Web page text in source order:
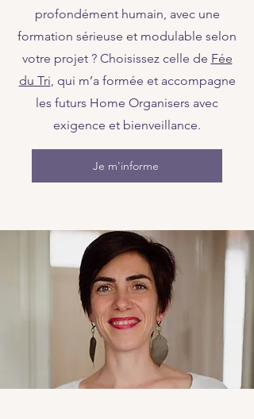
profondément humain, avec une
formation sérieuse et modulable selon
votre projet ? Choisissez celle de Fée
du Tri, qui m’a formée et accompagne
les futurs Home Organisers avec
exigence et bienveillance.
Je m'informe